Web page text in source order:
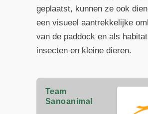
geplaatst, kunnen ze ook
een visueel aantrekkelijke
van de paddock en als
insecten en kleine dieren.
Team
Sanoanimal